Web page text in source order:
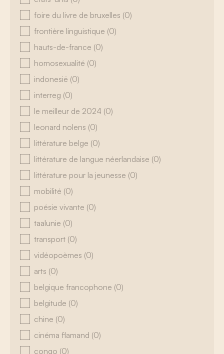
foire du livre de bruxelles (0)
frontière linguistique (0)
hauts-de-france (0)
homosexualité (0)
indonesië (0)
interreg (0)
le meilleur de 2024 (0)
leonard nolens (0)
littérature belge (0)
littérature de langue néerlandaise (0)
littérature pour la jeunesse (0)
mobilité (0)
poésie vivante (0)
taalunie (0)
transport (0)
vidéopoèmes (0)
arts (0)
belgique francophone (0)
belgitude (0)
chine (0)
cinéma flamand (0)
congo (0)